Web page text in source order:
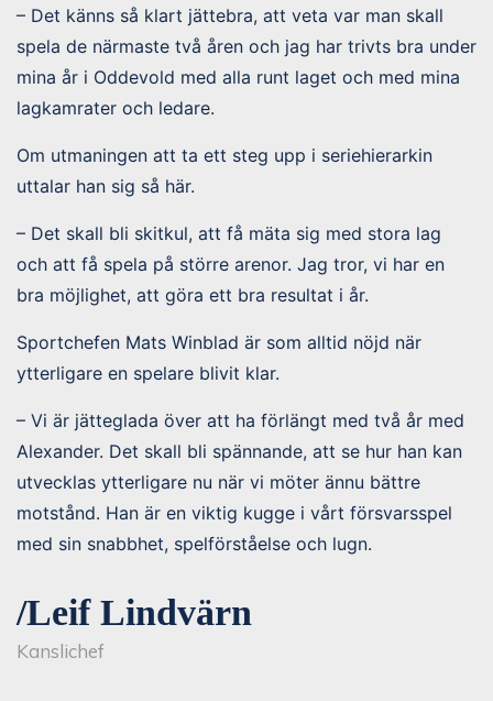
– Det känns så klart jättebra, att veta var man skall
spela de närmaste två åren och jag har trivts bra under
mina år i Oddevold med alla runt laget och med mina
lagkamrater och ledare.
Om utmaningen att ta ett steg upp i seriehierarkin
uttalar han sig så här.
– Det skall bli skitkul, att få mäta sig med stora lag
och att få spela på större arenor. Jag tror, vi har en
bra möjlighet, att göra ett bra resultat i år.
Sportchefen Mats Winblad är som alltid nöjd när
ytterligare en spelare blivit klar.
– Vi är jätteglada över att ha förlängt med två år med
Alexander. Det skall bli spännande, att se hur han kan
utvecklas ytterligare nu när vi möter ännu bättre
motstånd. Han är en viktig kugge i vårt försvarsspel
med sin snabbhet, spelförståelse och lugn.
/Leif Lindvärn
Kanslichef